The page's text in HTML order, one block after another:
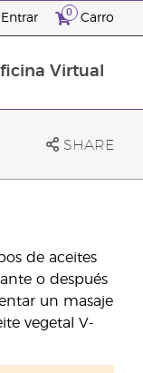
Entrar 0 Carro
Virtual
SHARE
de aceites
o después
un masaje
vegetal V-